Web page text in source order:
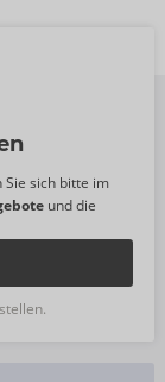
sich bitte im
und die